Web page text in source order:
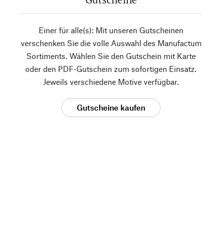
Einer für alle(s): Mit unseren Gutscheinen
verschenken Sie die volle Auswahl des Manufactum
Sortiments. Wählen Sie den Gutschein mit Karte
oder den PDF-Gutschein zum sofortigen Einsatz.
Jeweils verschiedene Motive verfügbar.
Gutscheine kaufen